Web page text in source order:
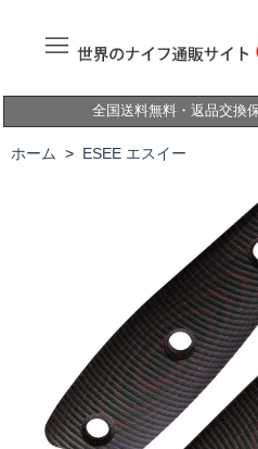
全国送料無料・返品交換
ホーム > ESEE エスイー